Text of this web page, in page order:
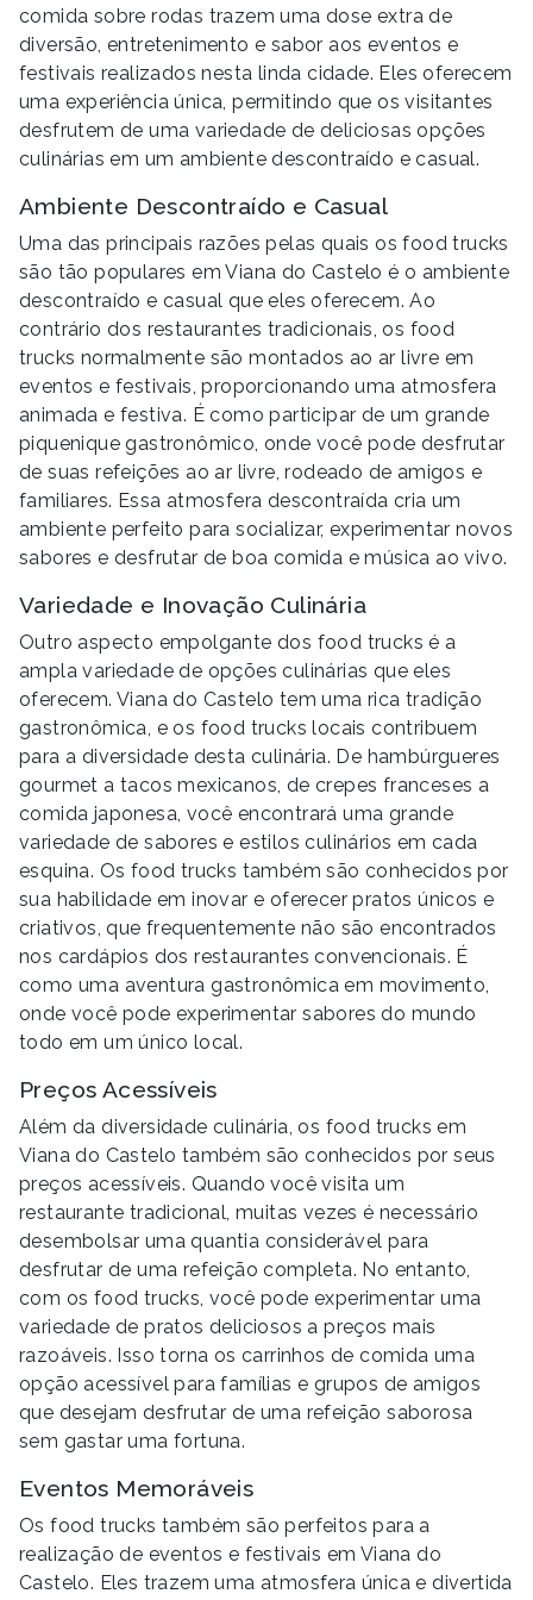
comida sobre rodas trazem uma dose extra de
diversão, entretenimento e sabor aos eventos e
festivais realizados nesta linda cidade. Eles oferecem
uma experiência única, permitindo que os visitantes
desfrutem de uma variedade de deliciosas opções
culinárias em um ambiente descontraído e casual.
Ambiente Descontraído e Casual
Uma das principais razões pelas quais os food trucks
são tão populares em Viana do Castelo é o ambiente
descontraído e casual que eles oferecem. Ao
contrário dos restaurantes tradicionais, os food
trucks normalmente são montados ao ar livre em
eventos e festivais, proporcionando uma atmosfera
animada e festiva. É como participar de um grande
piquenique gastronômico, onde você pode desfrutar
de suas refeições ao ar livre, rodeado de amigos e
familiares. Essa atmosfera descontraída cria um
ambiente perfeito para socializar, experimentar novos
sabores e desfrutar de boa comida e música ao vivo.
Variedade e Inovação Culinária
Outro aspecto empolgante dos food trucks é a
ampla variedade de opções culinárias que eles
oferecem. Viana do Castelo tem uma rica tradição
gastronômica, e os food trucks locais contribuem
para a diversidade desta culinária. De hambúrgueres
gourmet a tacos mexicanos, de crepes franceses a
comida japonesa, você encontrará uma grande
variedade de sabores e estilos culinários em cada
esquina. Os food trucks também são conhecidos por
sua habilidade em inovar e oferecer pratos únicos e
criativos, que frequentemente não são encontrados
nos cardápios dos restaurantes convencionais. É
como uma aventura gastronômica em movimento,
onde você pode experimentar sabores do mundo
todo em um único local.
Preços Acessíveis
Além da diversidade culinária, os food trucks em
Viana do Castelo também são conhecidos por seus
preços acessíveis. Quando você visita um
restaurante tradicional, muitas vezes é necessário
desembolsar uma quantia considerável para
desfrutar de uma refeição completa. No entanto,
com os food trucks, você pode experimentar uma
variedade de pratos deliciosos a preços mais
razoáveis. Isso torna os carrinhos de comida uma
opção acessível para famílias e grupos de amigos
que desejam desfrutar de uma refeição saborosa
sem gastar uma fortuna.
Eventos Memoráveis
Os food trucks também são perfeitos para a
realização de eventos e festivais em Viana do
Castelo. Eles trazem uma atmosfera única e divertida